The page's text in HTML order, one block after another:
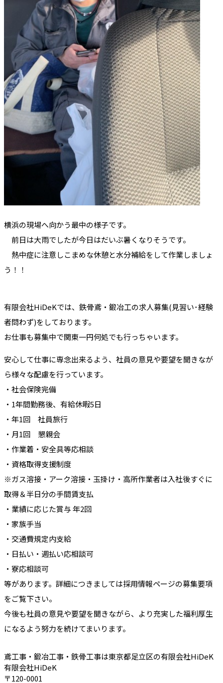
横浜の現場へ向かう最中の様子です。
前日は大雨でしたが今日はだいぶ暑くなりそうです。
熱中症に注意しこまめな休憩と水分補給をして作業しましょ
う！！
有限会社HiDeKでは、鉄骨鳶・鍛冶工の求人募集(見習い･経験
者問わず)をしております。
お仕事も募集中で関東一円何処でも行っちゃいます。
安心して仕事に専念出来るよう、社員の意見や要望を聞きなが
ら様々な配慮を行っています。
・社会保険完備
・1年間勤務後、有給休暇5日
・年1回 社員旅行
・月1回 懇親会
・作業着・安全具等応相談
・資格取得支援制度
※ガス溶接・アーク溶接・玉掛け・高所作業者は入社後すぐに
取得＆半日分の手間賃支払
・業績に応じた賞与 年2回
・家族手当
・交通費規定内支給
・日払い・週払い応相談可
・寮応相談可
等があります。詳細につきましては採用情報ページの募集要項
をご覧下さい。
今後も社員の意見や要望を聞きながら、より充実した福利厚生
になるよう努力を続けてまいります。
鳶工事・鍛冶工事・鉄骨工事は東京都足立区の有限会社HiDeK
有限会社HiDeK
〒120-0001